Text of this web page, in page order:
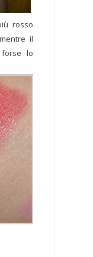
rosso
il
forse lo